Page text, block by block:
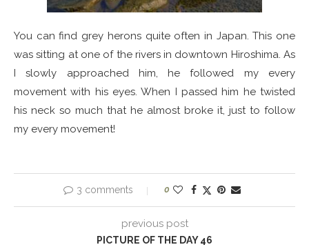
You can find grey herons quite often in Japan. This one
was sitting at one of the rivers in downtown Hiroshima. As
I slowly approached him, he followed my every
movement with his eyes. When I passed him he twisted
his neck so much that he almost broke it, just to follow
my every movement!
3 comments 0
previous post
PICTURE OF THE DAY 46